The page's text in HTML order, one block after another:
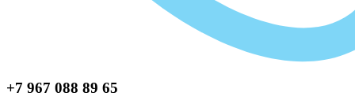
+7 967 088 89 65